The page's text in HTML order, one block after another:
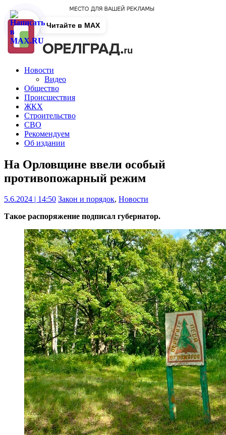
Новости
Видео
Общество
Происшествия
ЖКХ
Строительство
СВО
Рекомендуем
Об издании
На Орловщине ввели особый
противопожарный режим
5.6.2024 | 14:50 Закон и порядок, Новости
Такое распоряжение подписал губернатор.
Читайте в MAX